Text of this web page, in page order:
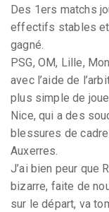
Des 1ers matchs
effectifs stables et
gagné.
PSG, OM, Lille,
avec l’aide de
plus simple de
Nice, qui a des
blessures de
Auxerres.
J’ai bien peur que
bizarre, faite de
sur le départ, va